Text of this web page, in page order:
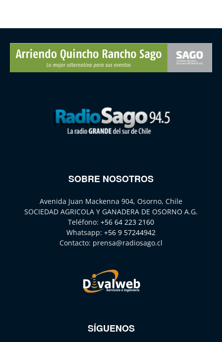
SOBRE NOSOTROS
Avenida Juan Mackenna 904, Osorno, Chile
SOCIEDAD AGRICOLA Y GANADERA DE OSORNO A.G.
Teléfono: +56 64 223 2160
Whatsapp: +56 9 57244942
Contacto: prensa@radiosago.cl
SÍGUENOS